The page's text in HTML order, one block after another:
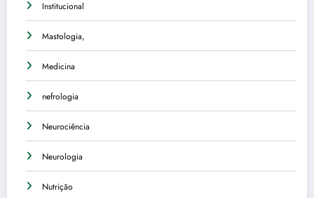
Institucional
Mastologia,
Medicina
nefrologia
Neurociência
Neurologia
Nutrição